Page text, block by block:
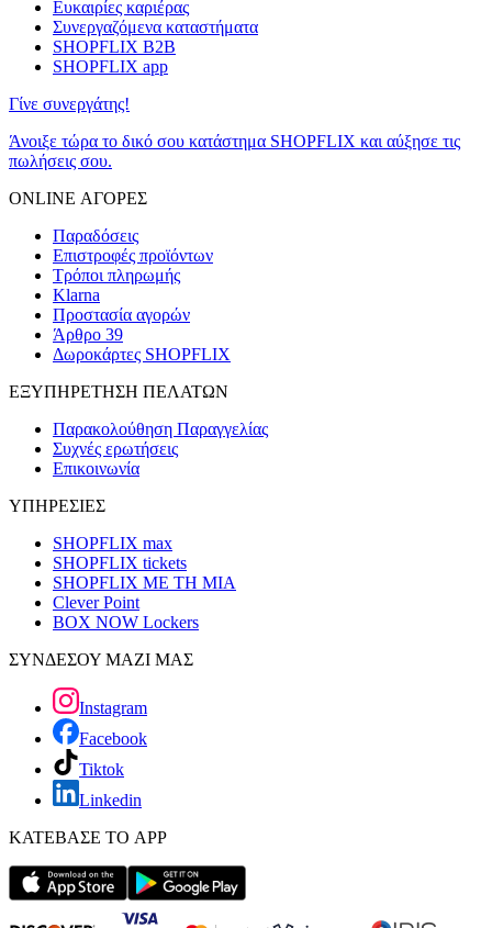
Ευκαιρίες καριέρας
Συνεργαζόμενα καταστήματα
SHOPFLIX B2B
SHOPFLIX app
Γίνε συνεργάτης!
Άνοιξε τώρα το δικό σου κατάστημα SHOPFLIX και αύξησε τις
πωλήσεις σου.
ONLINE ΑΓΟΡΕΣ
Παραδόσεις
Επιστροφές προϊόντων
Τρόποι πληρωμής
Klarna
Προστασία αγορών
Άρθρο 39
Δωροκάρτες SHOPFLIX
ΕΞΥΠΗΡΕΤΗΣΗ ΠΕΛΑΤΩΝ
Παρακολούθηση Παραγγελίας
Συχνές ερωτήσεις
Επικοινωνία
ΥΠΗΡΕΣΙΕΣ
SHOPFLIX max
SHOPFLIX tickets
SHOPFLIX ΜΕ ΤΗ ΜΙΑ
Clever Point
BOX NOW Lockers
ΣΥΝΔΕΣΟΥ ΜΑΖΙ ΜΑΣ
Instagram
Facebook
Tiktok
Linkedin
ΚΑΤΕΒΑΣΕ ΤΟ APP